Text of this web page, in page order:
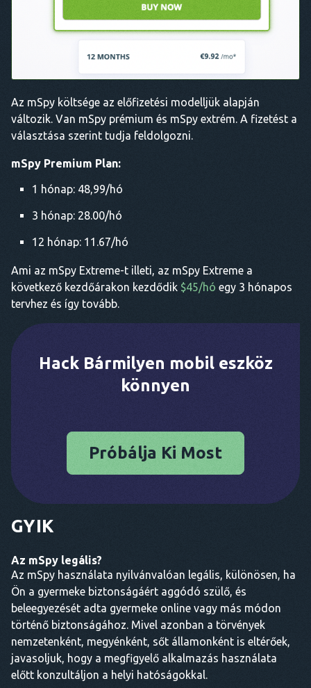
Az mSpy költsége az előfizetési modelljük alapján
változik. Van mSpy prémium és mSpy extrém. A fizetést a
választása szerint tudja feldolgozni.
mSpy Premium Plan:
1 hónap: 48,99/hó
3 hónap: 28.00/hó
12 hónap: 11.67/hó
Ami az mSpy Extreme-t illeti, az mSpy Extreme a
következő kezdőárakon kezdődik $45/hó egy 3 hónapos
tervhez és így tovább.
Hack Bármilyen mobil eszköz
könnyen
Próbálja Ki Most
GYIK
Az mSpy legális?
Az mSpy használata nyilvánvalóan legális, különösen, ha
Ön a gyermeke biztonságáért aggódó szülő, és
beleegyezését adta gyermeke online vagy más módon
történő biztonságához. Mivel azonban a törvények
nemzetenként, megyénként, sőt államonként is eltérőek,
javasoljuk, hogy a megfigyelő alkalmazás használata
előtt konzultáljon a helyi hatóságokkal.